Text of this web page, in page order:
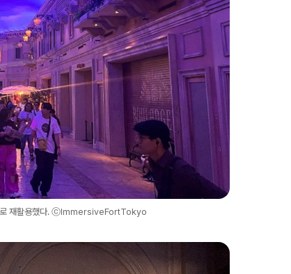
로 재활용했다. ⓒImmersiveFortTokyo